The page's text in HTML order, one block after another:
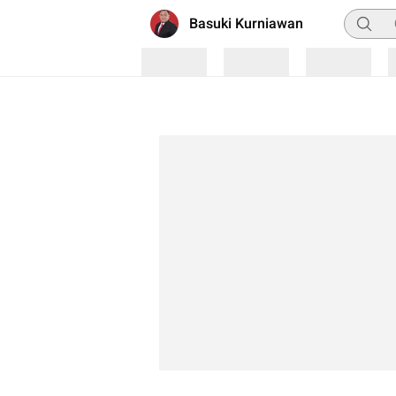
Basuki Kurniawan